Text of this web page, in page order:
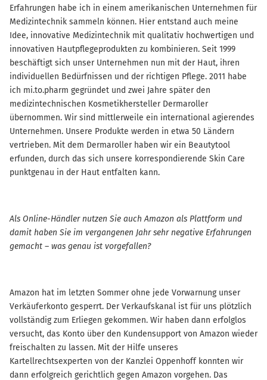
Erfahrungen habe ich in einem amerikanischen Unternehmen für
Medizintechnik sammeln können. Hier entstand auch meine
Idee, innovative Medizintechnik mit qualitativ hochwertigen und
innovativen Hautpflegeprodukten zu kombinieren. Seit 1999
beschäftigt sich unser Unternehmen nun mit der Haut, ihren
individuellen Bedürfnissen und der richtigen Pflege. 2011 habe
ich mi.to.pharm gegründet und zwei Jahre später den
medizintechnischen Kosmetikhersteller Dermaroller
übernommen. Wir sind mittlerweile ein international agierendes
Unternehmen. Unsere Produkte werden in etwa 50 Ländern
vertrieben. Mit dem Dermaroller haben wir ein Beautytool
erfunden, durch das sich unsere korrespondierende Skin Care
punktgenau in der Haut entfalten kann.
Als Online-Händler nutzen Sie auch Amazon als Plattform und
damit haben Sie im vergangenen Jahr sehr negative Erfahrungen
gemacht – was genau ist vorgefallen?
Amazon hat im letzten Sommer ohne jede Vorwarnung unser
Verkäuferkonto gesperrt. Der Verkaufskanal ist für uns plötzlich
vollständig zum Erliegen gekommen. Wir haben dann erfolglos
versucht, das Konto über den Kundensupport von Amazon wieder
freischalten zu lassen. Mit der Hilfe unseres
Kartellrechtsexperten von der Kanzlei Oppenhoff konnten wir
dann erfolgreich gerichtlich gegen Amazon vorgehen. Das